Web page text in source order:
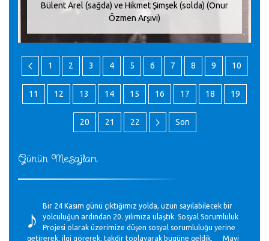
Günün Mesajları
♪
Bir 24 Kasım günü çıktığımız yolda, uzun sayılabilecek bir
yolculuğun ardından 20. yılımıza ulaştık. Sosyal Sorumluluk
Projesi olarak üzerimize düşen sosyal sorumluluğu yerine
getirerek, ilgi görerek, takdir toplayarak bugüne geldik. Mavi
Bülent Arel (sağda) ve Hikmet Şimşek (solda) (Onur
Özmen Arşivi)
1 2 3 4 5 6 7 8 9 10
11 12 13 14 15 16 17 18 19
20 21 22 Son